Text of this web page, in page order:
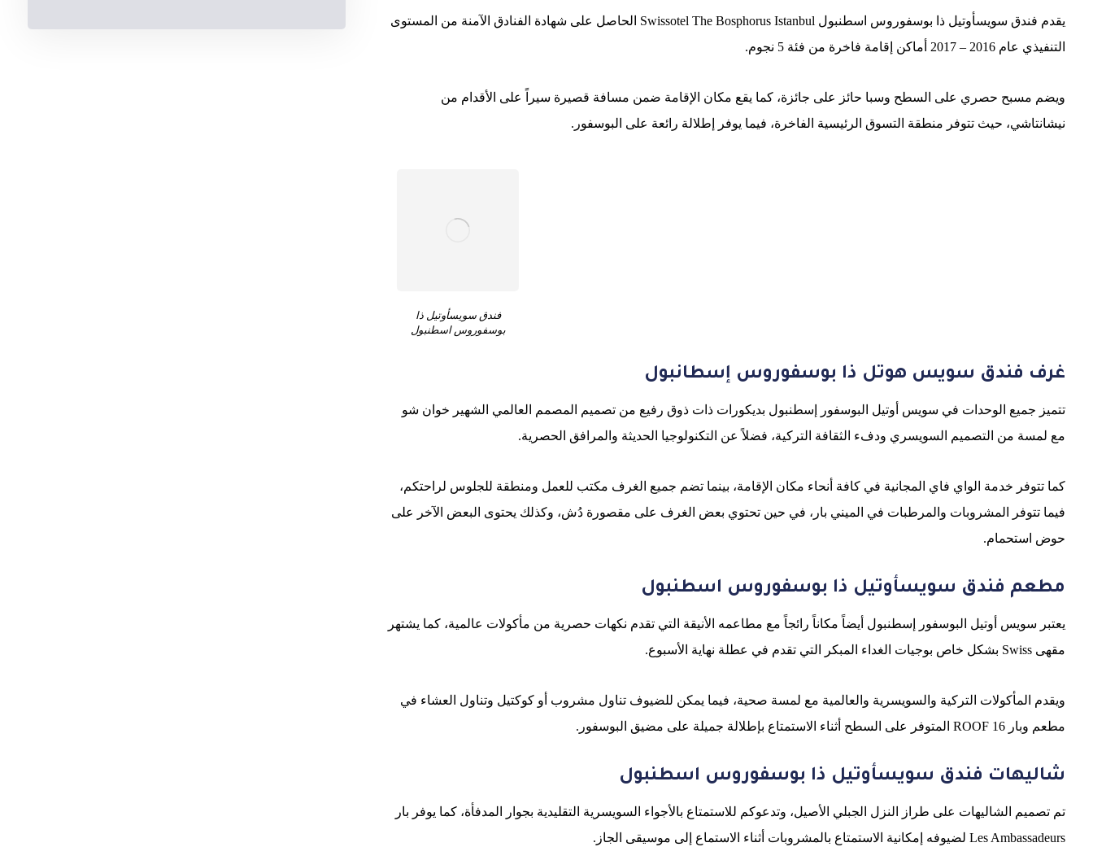
يقدم فندق سويسأوتيل ذا بوسفوروس اسطنبول Swissotel The Bosphorus Istanbul الحاصل على شهادة الفنادق الآمنة من المستوى
التنفيذي عام 2016 – 2017 أماكن إقامة فاخرة من فئة 5 نجوم.
ويضم مسبح حصري على السطح وسبا حائز على جائزة، كما يقع مكان الإقامة ضمن مسافة قصيرة سيراً على الأقدام من
نيشانتاشي، حيث تتوفر منطقة التسوق الرئيسية الفاخرة، فيما يوفر إطلالة رائعة على البوسفور.
فندق سويسأوتيل ذا
بوسفوروس اسطنبول
غرف فندق سويس هوتل ذا بوسفوروس إسطانبول
تتميز جميع الوحدات في سويس أوتيل البوسفور إسطنبول بديكورات ذات ذوق رفيع من تصميم المصمم العالمي الشهير خوان شو
مع لمسة من التصميم السويسري ودفء الثقافة التركية، فضلاً عن التكنولوجيا الحديثة والمرافق الحصرية.
كما تتوفر خدمة الواي فاي المجانية في كافة أنحاء مكان الإقامة، بينما تضم جميع الغرف مكتب للعمل ومنطقة للجلوس لراحتكم،
فيما تتوفر المشروبات والمرطبات في الميني بار، في حين تحتوي بعض الغرف على مقصورة دُش، وكذلك يحتوى البعض الآخر على
حوض استحمام.
مطعم فندق سويسأوتيل ذا بوسفوروس اسطنبول
يعتبر سويس أوتيل البوسفور إسطنبول أيضاً مكاناً رائجاً مع مطاعمه الأنيقة التي تقدم نكهات حصرية من مأكولات عالمية، كما يشتهر
مقهى Swiss بشكل خاص بوجيات الغداء المبكر التي تقدم في عطلة نهاية الأسبوع.
ويقدم المأكولات التركية والسويسرية والعالمية مع لمسة صحية، فيما يمكن للضيوف تناول مشروب أو كوكتيل وتناول العشاء في
مطعم وبار 16 ROOF المتوفر على السطح أثناء الاستمتاع بإطلالة جميلة على مضيق البوسفور.
شاليهات فندق سويسأوتيل ذا بوسفوروس اسطنبول
تم تصميم الشاليهات على طراز النزل الجبلي الأصيل، وتدعوكم للاستمتاع بالأجواء السويسرية التقليدية بجوار المدفأة، كما يوفر بار
Les Ambassadeurs لضيوفه إمكانية الاستمتاع بالمشروبات أثناء الاستماع إلى موسيقى الجاز.